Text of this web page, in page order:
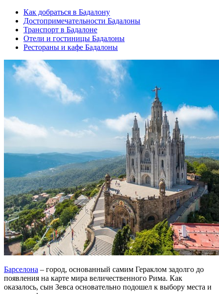
Как добраться в Бадалону
Достопримечательности Бадалоны
Транспорт в Бадалоне
Отели и гостиницы Бадалоны
Рестораны и кафе Бадалоны
Барселона – город, основанный самим Гераклом задолго до
появления на карте мира величественного Рима. Как
оказалось, сын Зевса основательно подошел к выбору места и